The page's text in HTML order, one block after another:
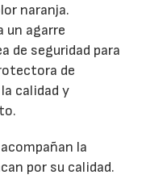
naranja.
un agarre
de seguridad para
de
calidad y
la
por su calidad.